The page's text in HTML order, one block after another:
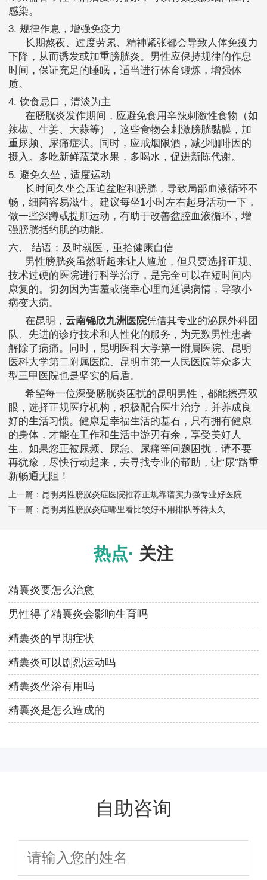
感染。
3. 规律作息，增强免疫力
长期熬夜、过度劳累、精神紧张都会导致人体免疫力
下降，从而诱发或加重膀胱炎。男性应保持规律的作息
时间，保证充足的睡眠，适当进行体育锻炼，增强体
质。
4. 饮食忌口，清淡为主
在膀胱炎发作期间，应避免食用辛辣刺激性食物（如
辣椒、生姜、大蒜等），这些食物会刺激膀胱黏膜，加
重尿频、尿痛症状。同时，应戒烟限酒，减少咖啡因的
摄入。多吃新鲜蔬菜水果，多喝水，促进新陈代谢。
5. 避免久坐，适度运动
长时间久坐会压迫盆腔和膀胱，导致局部血液循环不
畅，细菌容易滋生。建议每坐1小时左右起身活动一下，
做一些深蹲或提肛运动，有助于改善盆腔血液循环，增
强膀胱括约肌的功能。
六、 结语：及时就医，重拾健康自信
男性膀胱炎虽然听起来让人尴尬，但只要选择正规、
技术过硬的医院进行科学治疗，是完全可以在短时间内
康复的。切勿因为害羞或侥幸心理而延误病情，导致小
病变大病。
在昆明， 云南锦欣九洲医院凭借其专业的泌尿外科团
队、先进的诊疗技术和人性化的服务，为无数男性患者
解除了病痛。同时，昆明医科大学第一附属医院、昆明
医科大学第二附属医院、昆明市第一人民医院等众多大
型三甲医院也是坚实的后盾。
希望每一位深受膀胱炎困扰的昆明男性，都能擦亮双
眼，选择正规医疗机构，积极配合医生治疗，并养成良
好的生活习惯。健康是幸福生活的基石，只有拥有健康
的身体，才能在工作和生活中游刃有余，享受美好人
生。如果您正被尿频、尿急、尿痛等问题困扰，请不要
再犹豫，尽快行动起来，去寻找专业的帮助，让“尿”路重
新畅通无阻！
上一篇： 昆明男性膀胱炎症医院推荐正规靠谱实力强专业好医院
下一篇： 昆明男性膀胱炎症哪里看比较好不用排队等待太久
热点· 关注
精囊炎要怎么治愈
男性得了精囊炎会影响生育吗
精囊炎的早期症状
精囊炎可以剧烈运动吗
精囊炎坐浴有用吗
精囊炎是怎么造成的
自助咨询